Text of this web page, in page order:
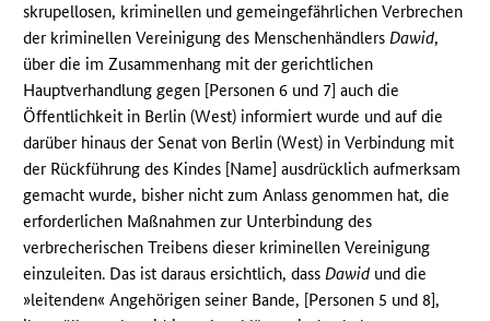
skrupellosen, kriminellen und gemeingefährlichen Verbrechen
der kriminellen Vereinigung des MenschenhändlersDawid,
über die im Zusammenhang mit der gerichtlichen
Hauptverhandlung gegen [Personen 6 und 7] auch die
Öffentlichkeit in Berlin (West) informiert wurde und auf die
darüber hinaus der Senat von Berlin (West) in Verbindung mit
der Rückführung des Kindes [Name] ausdrücklich aufmerksam
gemacht wurde, bisher nicht zum Anlass genommen hat, die
erforderlichen Maßnahmen zur Unterbindung des
verbrecherischen Treibens dieser kriminellen Vereinigung
einzuleiten. Das ist daraus ersichtlich, dassDawid und die
»leitenden« Angehörigen seiner Bande, [Personen 5 und 8],